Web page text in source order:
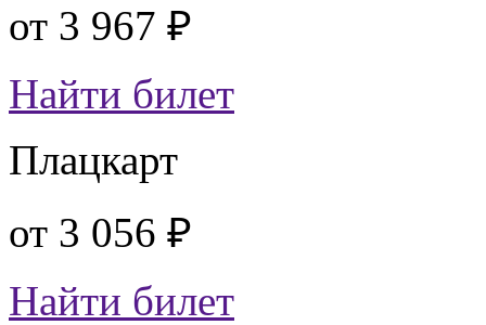
от 3 967 ₽
Найти билет
Плацкарт
от 3 056 ₽
Найти билет